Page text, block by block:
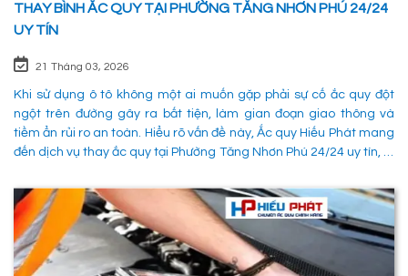
THAY BÌNH ẮC QUY TẠI PHƯỜNG TĂNG NHƠN PHÚ 24/24
UY TÍN
21 Tháng 03, 2026
Khi sử dụng ô tô không một ai muốn gặp phải sự cố ắc quy đột
ngột trên đường gây ra bất tiện, làm gian đoạn giao thông và
tiềm ẩn rủi ro an toàn. Hiểu rõ vấn đề này, Ắc quy Hiếu Phát mang
đến dịch vụ thay ắc quy tại Phường Tăng Nhơn Phú 24/24 uy tín, là
bảo an toàn cho các phường tiện và tiết kiệm thời gian cho người
sử dụng. 1. Các phương pháp khắc phục sự cố khi ắc quy hỏng tại
Phường Tăng Nhơn Phú Quận 9 Khi xe không thể khởi động do vấn
đề về điện, có rất nhiều ng